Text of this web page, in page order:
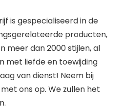
is gespecialiseerd in de
producten,
meer dan 2000 stijlen, al
met liefde en toewijding
van dienst! Neem bij
ons op. We zullen het